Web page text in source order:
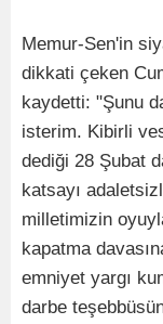
Memur-Sen'in
dikkati çeken
kaydetti: "Şunu
isterim. Kibirli
dediği 28 Şubat
katsayı
milletimizin
kapatma
emniyet yargı
darbe